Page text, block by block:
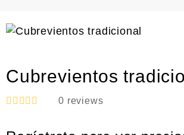
Cubrevientos
0 reviews